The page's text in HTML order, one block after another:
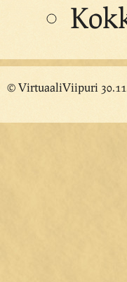
© VirtuaaliViipuri